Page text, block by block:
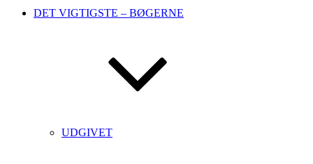
DET VIGTIGSTE – BØGERNE
UDGIVET